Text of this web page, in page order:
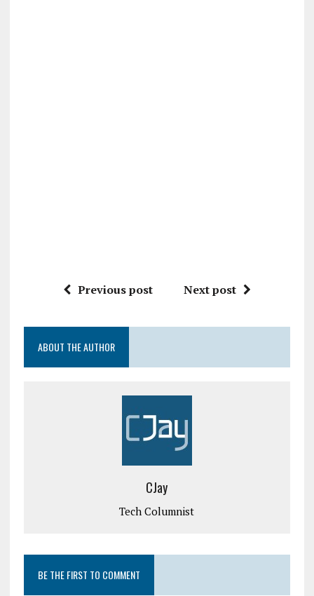
Previous post Next post
ABOUT THE AUTHOR
CJay
Tech Columnist
BE THE FIRST TO COMMENT